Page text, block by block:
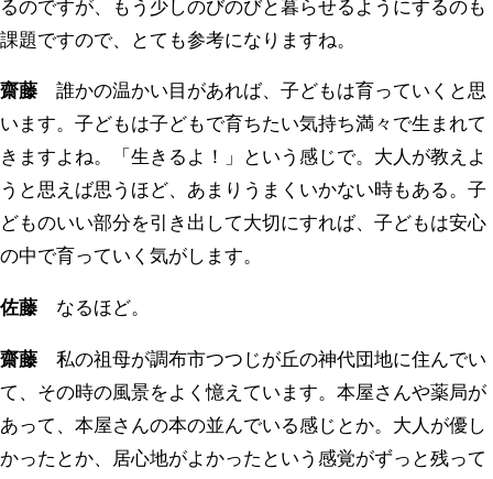
るのですが、もう少しのびのびと暮らせるようにするのも
課題ですので、とても参考になりますね。
齋藤 誰かの温かい目があれば、子どもは育っていくと思
います。子どもは子どもで育ちたい気持ち満々で生まれて
きますよね。「生きるよ！」という感じで。大人が教えよ
うと思えば思うほど、あまりうまくいかない時もある。子
どものいい部分を引き出して大切にすれば、子どもは安心
の中で育っていく気がします。
佐藤 なるほど。
齋藤 私の祖母が調布市つつじが丘の神代団地に住んでい
て、その時の風景をよく憶えています。本屋さんや薬局が
あって、本屋さんの本の並んでいる感じとか。大人が優し
かったとか、居心地がよかったという感覚がずっと残って